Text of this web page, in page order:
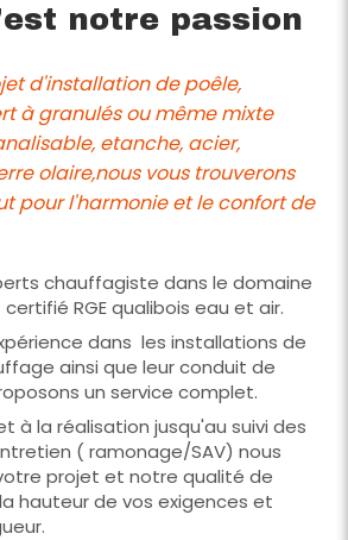
notre passion
d'installation de poêle,
à granulés ou même mixte
etanche, acier,
olaire,nous vous trouverons
pour l'harmonie et le confort de
chauffagiste dans le domaine
RGE qualibois eau et air.
dans les installations de
ainsi que leur conduit de
un service complet.
à la réalisation jusqu'au suivi des
( ramonage/SAV) nous
projet et notre qualité de
hauteur de vos exigences et